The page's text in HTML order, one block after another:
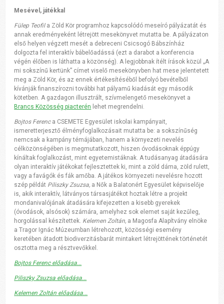
Mesével, játékkal
Fülep Teofila Zöld Kör programhoz kapcsolódó meseíró pályázatát és
annak eredményeként létrejött mesekönyvet mutatta be. A pályázaton
első helyen végzett mesét a debreceni Csicsogó Bábszínház
dolgozta fel interaktív bábelőadássá (ezt a darabot a konferencia
végén élőben is láthatta a közönség). A legjobbnak ítélt írások közül „A
mi sokszínű kertünk” címet viselő mesekönyvben hat mese jelentetett
meg a Zöld Kör, és az ennek értékesítéséből befolyó bevételből
kívánják finanszírozni további hat pályamű kiadását egy második
kötetben. A gazdagon illusztrált, szívmelengető mesekönyvet a
Brancs Közösség piacterén lehet megrendelni.
Bojtos Ferenca CSEMETE Egyesület iskolai kampányait,
ismeretterjesztő élményfoglalkozásait mutatta be: a sokszínűség
nemcsak a kampány témájában, hanem a környezeti nevelés
célközönségében is megmutatkozott, hiszen óvodásoknak éppúgy
kínáltak foglalkozást, mint egyetemistáknak. A tudásanyag átadására
olyan interaktív játékokat fejlesztettek ki, mint a zöld dáma, zöld rulett,
vagy a favágók és fák amőba. A játékos környezeti nevelésre hozott
szép példát Piliszky Zsuzsa, a Nők a Balatonért Egyesület képviselője
is, akik interaktív, látványos társasjátékot hoztak létre a projekt
mondanivalójának átadására kifejezetten a kisebb gyerekek
(óvodások, alsósok) számára, amelyhez sok elemet saját kezűleg,
horgolással készítettek. Kelemen Zoltán, a Magosfa Alapítvány elnöke
a Tragor Ignác Múzeumban létrehozott, közösségi esemény
keretében átadott biodiverzitásbarát mintakert létrejöttének történetét
osztotta meg a résztvevőkkel.
Bojtos Ferenc előadása...
Piliszky Zsuzsa előadása...
Kelemen Zoltán előadása...